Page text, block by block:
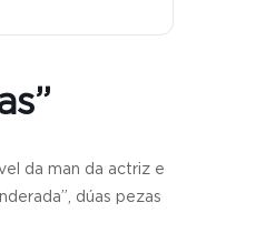
da man da actriz e
dúas pezas